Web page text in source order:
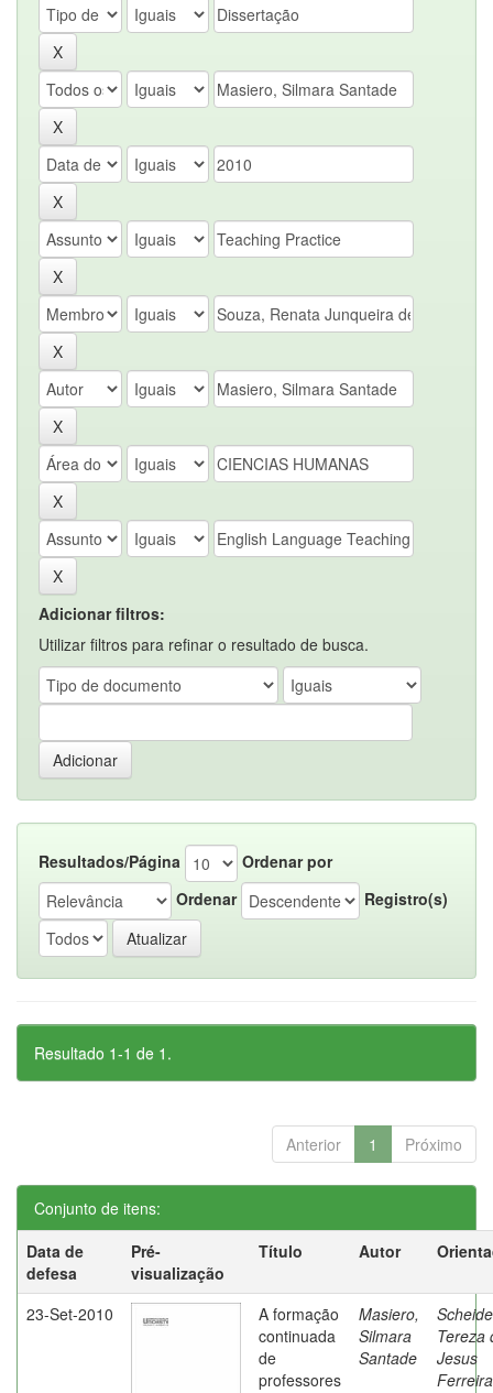
Adicionar filtros:
Utilizar filtros para refinar o resultado de busca.
Resultados/Página
Ordenar por
Ordenar
Registro(s)
Resultado 1-1 de 1.
Anterior 1 Próximo
Conjunto de itens:
Data de
defesa
Pré-
visualização
Título Autor
23-Set-2010
A formação
continuada
de
professores
Masiero,
Silmara
Santade
Tereza
Jesus
Ferreira